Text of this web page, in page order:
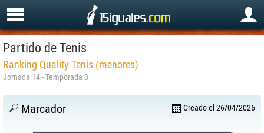
Partido de Tenis
Ranking Quality Tenis (menores)
Jornada 14 - Temporada 3
Marcador Creado el 26/04/2026